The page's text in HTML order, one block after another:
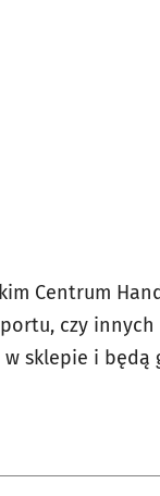
Centrum
czy
sklepie i